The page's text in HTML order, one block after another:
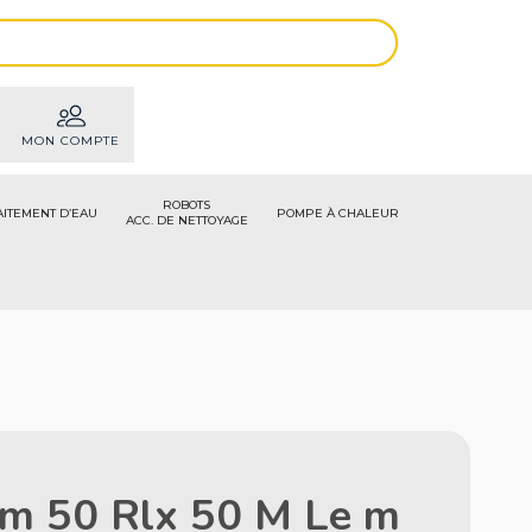
MON COMPTE
D’EAU
ROBOTS
ACC. DE NETTOYAGE
POMPE À CHALEUR
50 Rlx 50 M Le m